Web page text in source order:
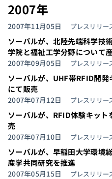
2007年
2007年11月05日 プレスリリー
ソーバルが、北陸先端科学技
学院と福祉工学分野について
2007年09月05日 プレスリリー
ソーバルが、UHF帯RFID開
にて販売
2007年07月12日 プレスリリー
ソーバルが、RFID体験キッ
売
2007年07月10日 プレスリリー
ソーバルが、早稲田大学環境
産学共同研究を推進
2007年05月15日 プレスリリー